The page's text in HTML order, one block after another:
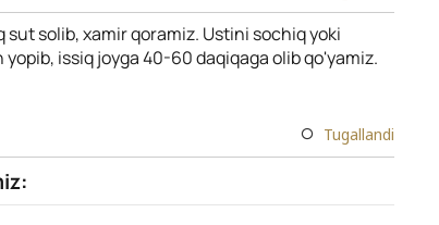
sut solib, xamir qoramiz. Ustini sochiq yoki
issiq joyga 40-60 daqiqaga olib qo'yamiz.
Tugallandi